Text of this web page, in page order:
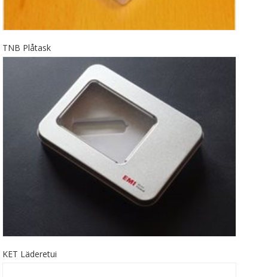
TNB Plåtask
KET Läderetui